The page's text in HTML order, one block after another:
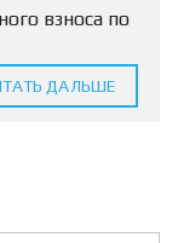
взноса по
ДАЛЬШЕ